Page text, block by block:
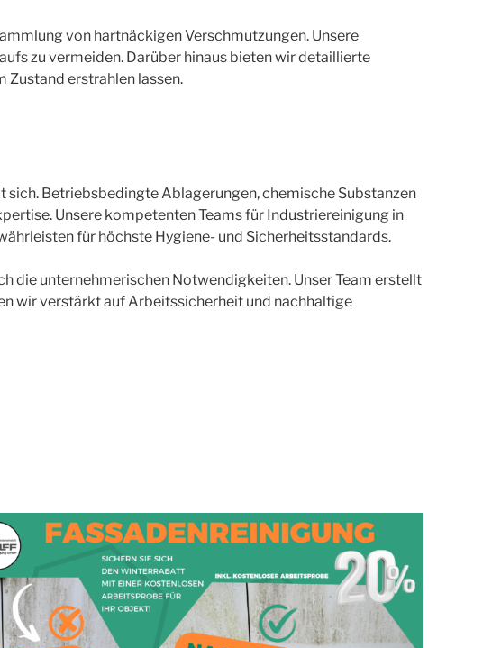
von hartnäckigen Verschmutzungen. Unsere
zu vermeiden. Darüber hinaus bieten wir detaillierte
Zustand erstrahlen lassen.
Betriebsbedingte Ablagerungen, chemische Substanzen
Unsere kompetenten Teams für Industriereinigung in
für höchste Hygiene- und Sicherheitsstandards.
die unternehmerischen Notwendigkeiten. Unser Team erstellt
wir verstärkt auf Arbeitssicherheit und nachhaltige